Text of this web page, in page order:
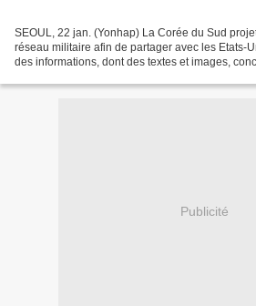
SEOUL, 22 jan. (Yonhap) La Corée du Sud
réseau militaire afin de partager avec les Etats-
des informations, dont des textes et images,
Publicité